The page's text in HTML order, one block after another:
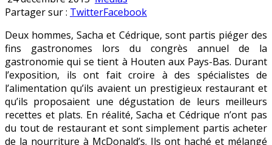
en
Partager sur : TwitterFacebook
Deux hommes, Sacha et Cédrique, sont partis piéger des
fins gastronomes lors du congrès annuel de la
gastronomie qui se tient à Houten aux Pays-Bas. Durant
l’exposition, ils ont fait croire à des spécialistes de
l’alimentation qu’ils avaient un prestigieux restaurant et
qu’ils proposaient une dégustation de leurs meilleurs
recettes et plats. En réalité, Sacha et Cédrique n’ont pas
du tout de restaurant et sont simplement partis acheter
de la nourriture à McDonald’s. Ils ont haché et mélangé